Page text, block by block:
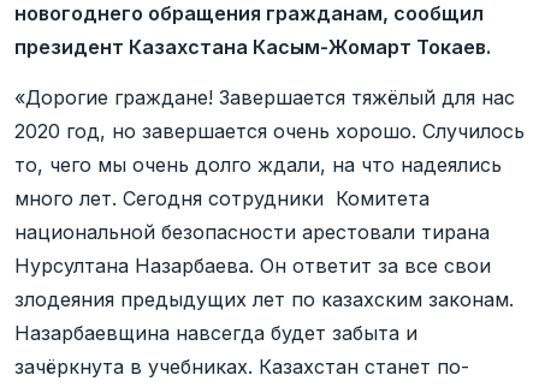
новогоднего обращения гражданам, сообщил
президент Казахстана Касым-Жомарт Токаев.
«Дорогие граждане! Завершается тяжёлый для нас
2020 год, но завершается очень хорошо. Случилось
то, чего мы очень долго ждали, на что надеялись
много лет. Сегодня сотрудники Комитета
национальной безопасности арестовали тирана
Нурсултана Назарбаева. Он ответит за все свои
злодеяния предыдущих лет по казахским законам.
Назарбаевщина навсегда будет забыта и
зачёркнута в учебниках. Казахстан станет по-